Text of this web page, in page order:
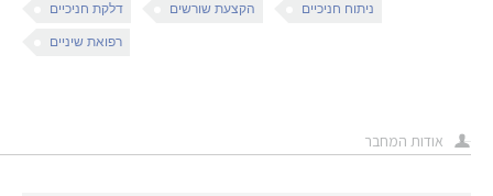
דלקת חניכיים הקצעת שורשים ניתוח חניכיים
רפואת שיניים
אודות המחבר